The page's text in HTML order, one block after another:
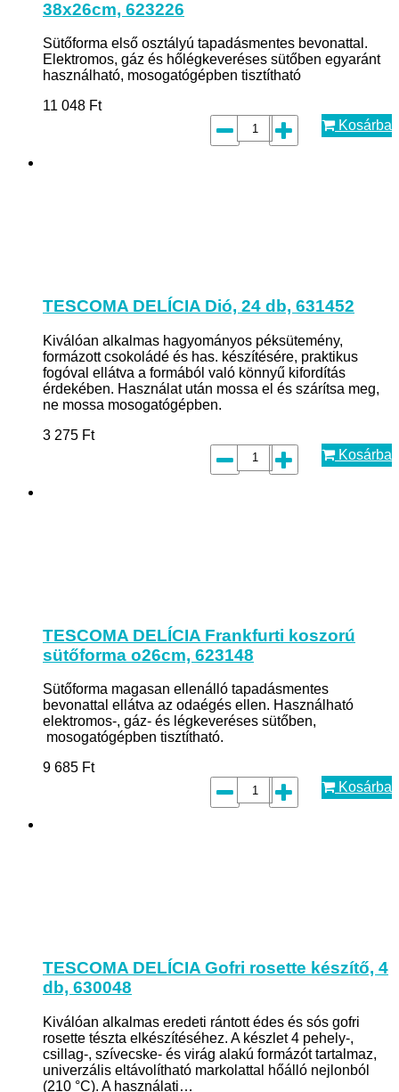
38x26cm, 623226
Sütőforma első osztályú tapadásmentes bevonattal.
Elektromos, gáz és hőlégkeveréses sütőben egyaránt
használható, mosogatógépben tisztítható
11 048 Ft
Kosárba
TESCOMA DELÍCIA Dió, 24 db, 631452
Kiválóan alkalmas hagyományos péksütemény,
formázott csokoládé és has. készítésére, praktikus
fogóval ellátva a formából való könnyű kifordítás
érdekében. Használat után mossa el és szárítsa meg,
ne mossa mosogatógépben.
3 275 Ft
Kosárba
TESCOMA DELÍCIA Frankfurti koszorú
sütőforma o26cm, 623148
Sütőforma magasan ellenálló tapadásmentes
bevonattal ellátva az odaégés ellen. Használható
elektromos-, gáz- és légkeveréses sütőben,
mosogatógépben tisztítható.
9 685 Ft
Kosárba
TESCOMA DELÍCIA Gofri rosette készítő, 4
db, 630048
Kiválóan alkalmas eredeti rántott édes és sós gofri
rosette tészta elkészítéséhez. A készlet 4 pehely-,
csillag-, szívecske- és virág alakú formázót tartalmaz,
univerzális eltávolítható markolattal hőálló nejlonból
(210 °C). A használati…